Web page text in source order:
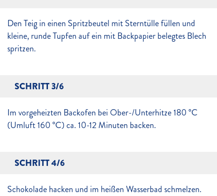
Den Teig in einen Spritzbeutel mit Sterntülle füllen und
kleine, runde Tupfen auf ein mit Backpapier belegtes Blech
spritzen.
SCHRITT 3/6
Im vorgeheizten Backofen bei Ober-/Unterhitze 180 °C
(Umluft 160 °C) ca. 10-12 Minuten backen.
SCHRITT 4/6
Schokolade hacken und im heißen Wasserbad schmelzen.